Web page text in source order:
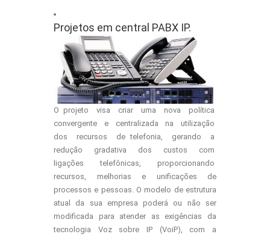
Projetos em central PABX IP.
O projeto visa criar uma nova política
convergente e centralizada na utilização
dos recursos de telefonia, gerando a
redução gradativa dos custos com
ligações telefônicas, proporcionando
recursos, melhorias e unificações de
processos e pessoas. O modelo de estrutura
atual da sua empresa poderá ou não ser
modificada para atender as exigências da
tecnologia Voz sobre IP (VoiP), com a